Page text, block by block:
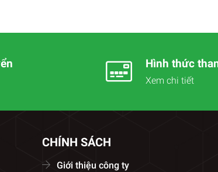
Hình thức
Xem chi tiết
CHÍNH SÁCH
Giới thiệu công ty